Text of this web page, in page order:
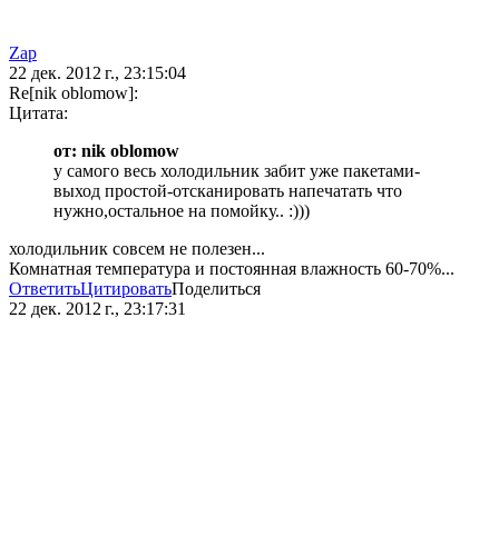
Zap
22 дек. 2012 г., 23:15:04
Re[nik oblomow]:
Цитата:
от: nik oblomow
у самого весь холодильник забит уже пакетами-
выход простой-отсканировать напечатать что
нужно,остальное на помойку.. :)))
холодильник совсем не полезен...
Комнатная температура и постоянная влажность 60-70%...
ОтветитьЦитироватьПоделиться
22 дек. 2012 г., 23:17:31